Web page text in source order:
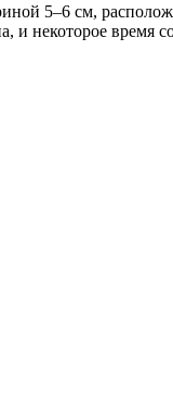
5–6 см,
некоторое время